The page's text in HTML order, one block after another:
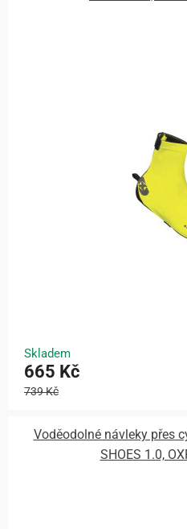
Skladem
665 Kč
739 Kč
Voděodolné návleky přes
SHOES 1.0,